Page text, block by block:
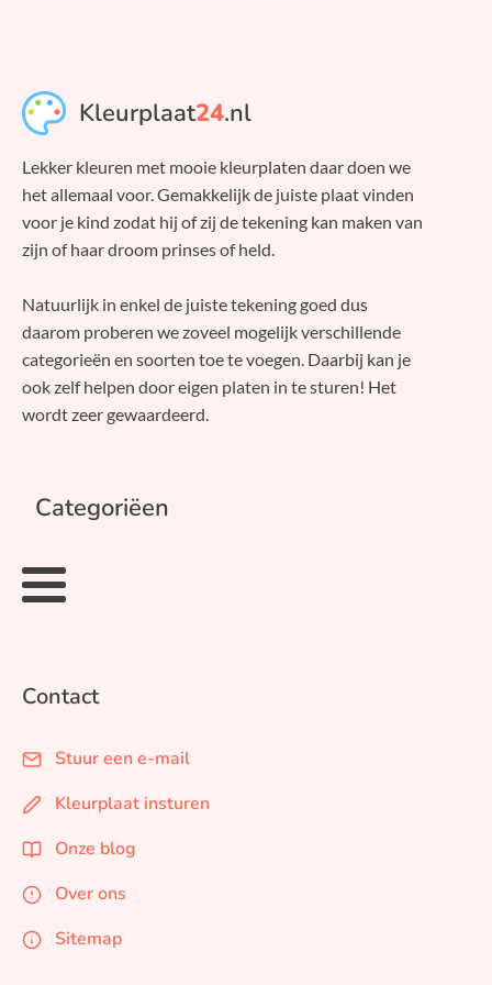
Kleurplaat24.nl
Lekker kleuren met mooie kleurplaten daar doen we
het allemaal voor. Gemakkelijk de juiste plaat vinden
voor je kind zodat hij of zij de tekening kan maken van
zijn of haar droom prinses of held.
Natuurlijk in enkel de juiste tekening goed dus
daarom proberen we zoveel mogelijk verschillende
categorieën en soorten toe te voegen. Daarbij kan je
ook zelf helpen door eigen platen in te sturen! Het
wordt zeer gewaardeerd.
Categoriëen
Contact
Stuur een e-mail
Kleurplaat insturen
Onze blog
Over ons
Sitemap